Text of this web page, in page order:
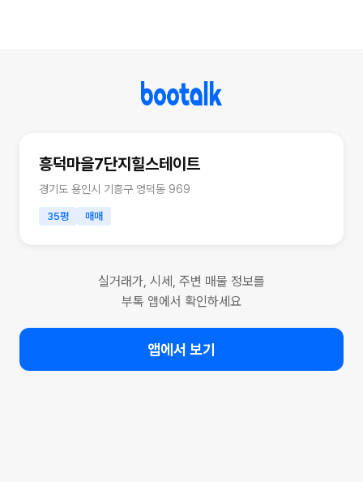
흥덕마을7단지힐스테이트
경기도 용인시 기흥구 영덕동 969
35평 매매
실거래가, 시세, 주변 매물 정보를
부톡 앱에서 확인하세요
앱에서 보기